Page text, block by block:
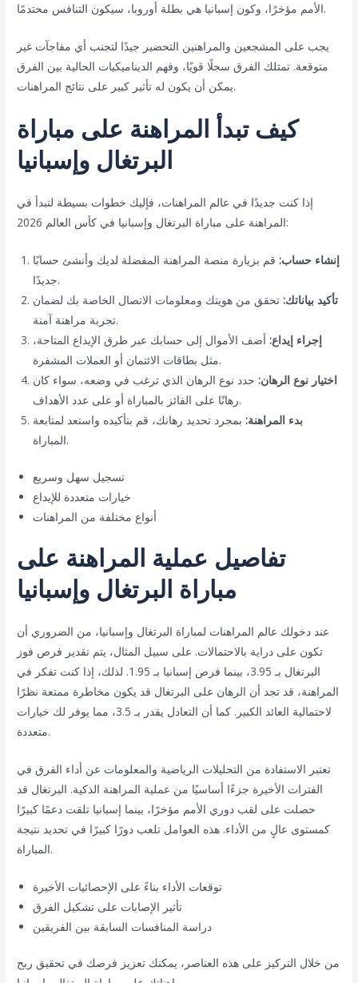
الأمم مؤخرًا، وكون إسبانيا هي بطلة أوروبا، سيكون التنافس محتدمًا.
يجب على المشجعين والمراهنين التحضير جيدًا لتجنب أي مفاجآت غير
متوقعة. تمتلك الفرق سجلًا قويًا، وفهم الديناميكيات الحالية بين الفرق
يمكن أن يكون له تأثير كبير على نتائج المراهنات.
كيف تبدأ المراهنة على مباراة
البرتغال وإسبانيا
إذا كنت جديدًا في عالم المراهنات، فإليك خطوات بسيطة لتبدأ في
المراهنة على مباراة البرتغال وإسبانيا في كأس العالم 2026:
إنشاء حساب: قم بزيارة منصة المراهنة المفضلة لديك وأنشئ حسابًا
جديدًا.
تأكيد بياناتك: تحقق من هويتك ومعلومات الاتصال الخاصة بك لضمان
تجربة مراهنة آمنة.
إجراء إيداع: أضف الأموال إلى حسابك عبر طرق الإيداع المتاحة،
مثل بطاقات الائتمان أو العملات المشفرة.
اختيار نوع الرهان: حدد نوع الرهان الذي ترغب في وضعه، سواء كان
رهانًا على الفائز بالمباراة أو على عدد الأهداف.
بدء المراهنة: بمجرد تحديد رهانك، قم بتأكيده واستعد لمتابعة
المباراة.
تسجيل سهل وسريع
خيارات متعددة للإيداع
أنواع مختلفة من المراهنات
تفاصيل عملية المراهنة على
مباراة البرتغال وإسبانيا
عند دخولك عالم المراهنات لمباراة البرتغال وإسبانيا، من الضروري أن
تكون على دراية بالاحتمالات. على سبيل المثال، يتم تقدير فرص فوز
البرتغال بـ 3.95، بينما فرص إسبانيا بـ 1.95. لذلك، إذا كنت تفكر في
المراهنة، قد تجد أن الرهان على البرتغال قد يكون مخاطرة ممتعة نظرًا
لاحتمالية العائد الكبير. كما أن التعادل يقدر بـ 3.5، مما يوفر لك خيارات
متعددة.
تعتبر الاستفادة من التحليلات الرياضية والمعلومات عن أداء الفرق في
الفترات الأخيرة جزءًا أساسيًا من عملية المراهنة الذكية. البرتغال قد
حصلت على لقب دوري الأمم مؤخرًا، بينما إسبانيا تلقت دعمًا كبيرًا
كمستوى عالٍ من الأداء. هذه العوامل تلعب دورًا كبيرًا في تحديد نتيجة
المباراة.
توقعات الأداء بناءً على الإحصائيات الأخيرة
تأثير الإصابات على تشكيل الفرق
دراسة المنافسات السابقة بين الفريقين
من خلال التركيز على هذه العناصر، يمكنك تعزيز فرصك في تحقيق ربح